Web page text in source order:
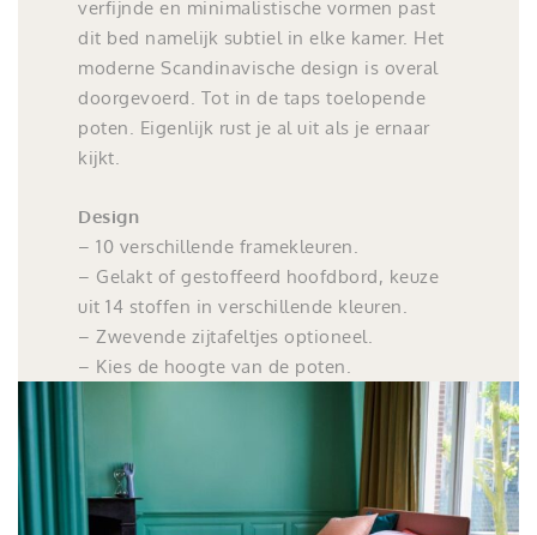
verfijnde en minimalistische vormen past
dit bed namelijk subtiel in elke kamer. Het
moderne Scandinavische design is overal
doorgevoerd. Tot in de taps toelopende
poten. Eigenlijk rust je al uit als je ernaar
kijkt.
Design
– 10 verschillende framekleuren.
– Gelakt of gestoffeerd hoofdbord, keuze
uit 14 stoffen in verschillende kleuren.
– Zwevende zijtafeltjes optioneel.
– Kies de hoogte van de poten.